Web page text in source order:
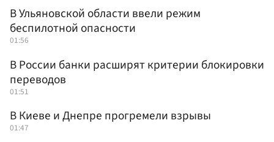
В Ульяновской области ввели режим
беспилотной опасности
01:56
В России банки расширят критерии блокировки
переводов
01:51
В Киеве и Днепре прогремели взрывы
01:47